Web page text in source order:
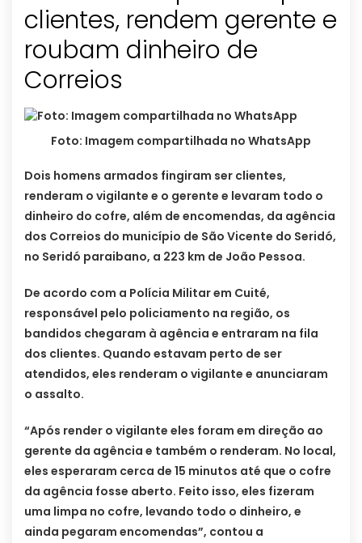
clientes, rendem gerente e
roubam dinheiro de
Correios
Foto: Imagem compartilhada no WhatsApp
Dois homens armados fingiram ser clientes,
renderam o vigilante e o gerente e levaram todo o
dinheiro do cofre, além de encomendas, da agência
dos Correios do município de São Vicente do Seridó,
no Seridó paraibano, a 223 km de João Pessoa.
De acordo com a Polícia Militar em Cuité,
responsável pelo policiamento na região, os
bandidos chegaram à agência e entraram na fila
dos clientes. Quando estavam perto de ser
atendidos, eles renderam o vigilante e anunciaram
o assalto.
“Após render o vigilante eles foram em direção ao
gerente da agência e também o renderam. No local,
eles esperaram cerca de 15 minutos até que o cofre
da agência fosse aberto. Feito isso, eles fizeram
uma limpa no cofre, levando todo o dinheiro, e
ainda pegaram encomendas”, contou a